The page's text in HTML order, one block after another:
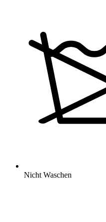
Nicht Waschen